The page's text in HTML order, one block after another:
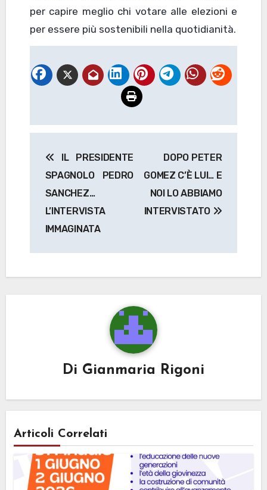
per capire meglio chi votare alle elezioni e
per essere più sostenibili nella quotidianità.
articoli
IL PRESIDENTE
SPAGNOLO PEDRO
SANCHEZ…
L’INTERVISTA
IMMAGINATA
DOPO PETER
GOMEZ C’È LUI… E
NOI LO ABBIAMO
INTERVISTATO
Di Gianmaria Rigoni
Articoli Correlati